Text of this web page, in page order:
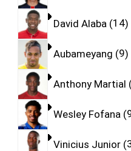
David Alaba 14
Aubameyang 9
Anthony Martial
Wesley Fofana
Vinicius Junior